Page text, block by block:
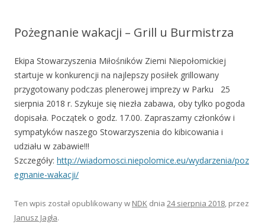
Pożegnanie wakacji – Grill u Burmistrza
Ekipa Stowarzyszenia Miłośników Ziemi Niepołomickiej
startuje w konkurencji na najlepszy posiłek grillowany
przygotowany podczas plenerowej imprezy w Parku 25
sierpnia 2018 r. Szykuje się niezła zabawa, oby tylko pogoda
dopisała. Początek o godz. 17.00. Zapraszamy członków i
sympatyków naszego Stowarzyszenia do kibicowania i
udziału w zabawie!!!
Szczegóły: http://wiadomosci.niepolomice.eu/wydarzenia/poz
egnanie-wakacji/
Ten wpis został opublikowany w NDK dnia 24 sierpnia 2018, przez
Janusz Jagła.